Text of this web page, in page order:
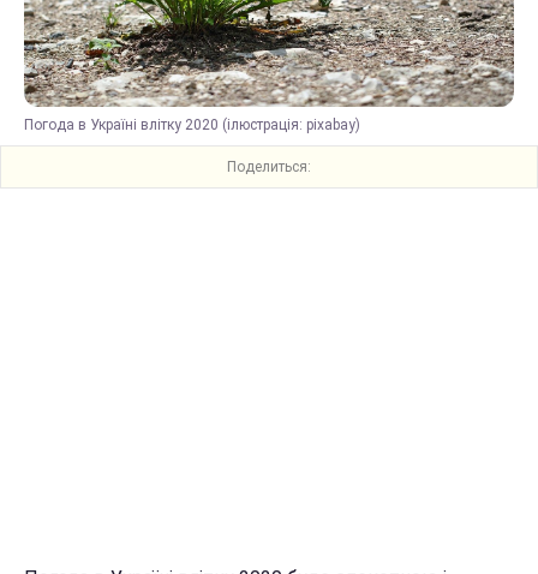
Погода в Україні влітку 2020 (ілюстрація: pixabay)
Поделиться: